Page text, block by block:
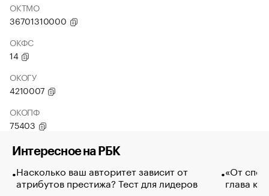
ОКТМО
36701310000
ОКФС
14
ОКОГУ
4210007
ОКОПФ
75403
Интересное на РБК
Насколько ваш авторитет зависит от
атрибутов престижа? Тест для лидеров
«От
глава